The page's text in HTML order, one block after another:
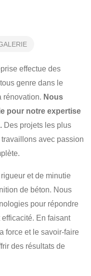
POMPAGE DE BÉTON
effectue des
genre dans le
rénovation. Nous
pour notre expertise
Des projets les plus
avec passion
et de minutie
de béton. Nous
pour répondre
En faisant
force et le savoir-faire
des résultats de